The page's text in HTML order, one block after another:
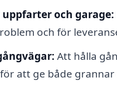
och garage:
och för
Att hålla
att ge både